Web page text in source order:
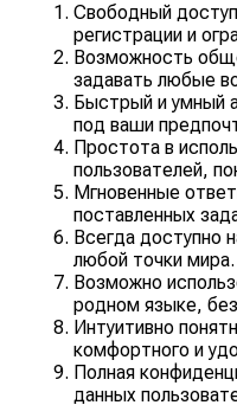
Свободный
регистрации и
Возможность
задавать любые
Быстрый и умный
под ваши
Простота в
пользователей,
Мгновенные
поставленных
Всегда доступно
любой точки мира.
Возможно
родном языке,
Интуитивно
комфортного и
Полная
данных